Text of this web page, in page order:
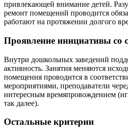
привлекающей внимание детей.
ремонт помещений проводится
работают на протяжении долгого
Проявление инициативы со
Внутри дошкольных заведений
активность. Занятия меняются
помещения проводится в
мероприятиями, преподаватели
интересным времяпровождением
так далее).
Остальные критерии